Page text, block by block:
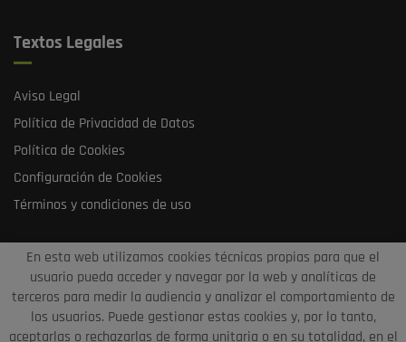
En esta web utilizamos cookies técnicas propias para que el
usuario pueda acceder y navegar por la web y analíticas de
terceros para medir la audiencia y analizar el comportamiento de
los usuarios. Puede gestionar estas cookies y, por lo tanto,
aceptarlas o rechazarlas de forma unitaria o en su totalidad, en el
Textos Legales
Aviso Legal
Política de Privacidad de Datos
Política de Cookies
Configuración de Cookies
Términos y condiciones de uso